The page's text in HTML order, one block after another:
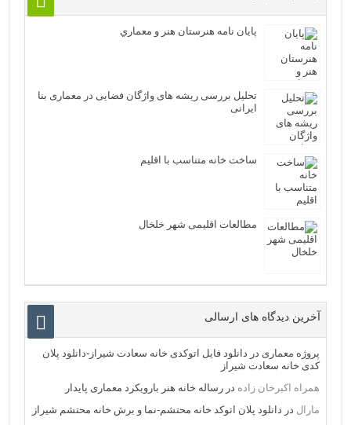
پایان نامه هنرستان هنر و معماري
تحلیل بررسی ریشه های واژگان فضایی در معماری بنا
ایرانی
ساخت خانه متناسب با اقلیم
مطالعات اقلیمی شهر خلخال
آخرین دیدگاه های ارسالی
پروژه معماری در دانلود فایل اتوکدی خانه سعادت شیراز-دانلود پلان
کدی خانه سعادت شیراز
همراه اکبرخان زاده دررساله خانه هنر بارویکرد معماری پایدار
مارال در دانلود پلان اتوکد خانه محتشم-نما و برش خانه محتشم شیراز